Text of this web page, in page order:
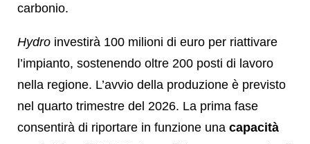
carbonio.
Hydro investirà 100 milioni di euro per riattivare
l’impianto, sostenendo oltre 200 posti di lavoro
nella regione. L’avvio della produzione è previsto
nel quarto trimestre del 2026. La prima fase
consentirà di riportare in funzione una capacità